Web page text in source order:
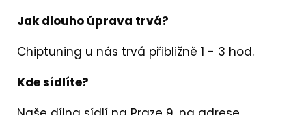
Jak dlouho úprava trvá?
Chiptuning u nás trvá přibližně 1 - 3 hod.
Kde sídlíte?